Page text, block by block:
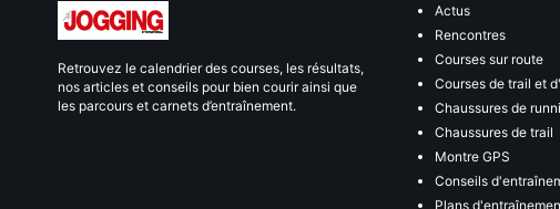
Retrouvez le calendrier des courses, les résultats,
nos articles et conseils pour bien courir ainsi que
les parcours et carnets d’entraînement.
Actus
Rencontres
Courses sur route
Courses de trail et
Chaussures de
Chaussures de trail
Montre GPS
Conseils
Plans